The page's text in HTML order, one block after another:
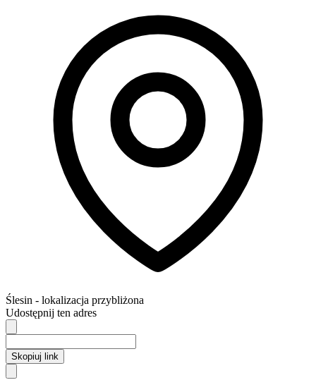
Ślesin - lokalizacja przybliżona
Udostępnij ten adres
Skopiuj link